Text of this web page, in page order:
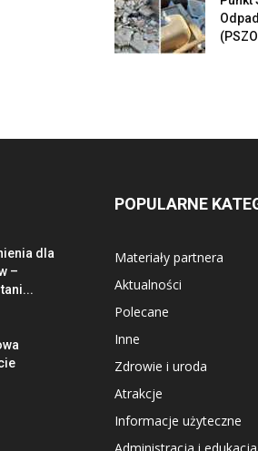
dla
–
POPULARNE
Materiały partnera
Aktualności
Polecane
Inne
Zdrowie i uroda
Atrakcje
Informacje użyteczne